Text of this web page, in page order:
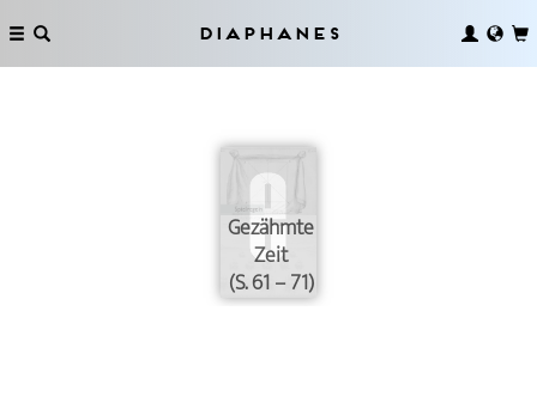
Diaphanes
Gezähmte
Zeit
(S. 61 – 71)